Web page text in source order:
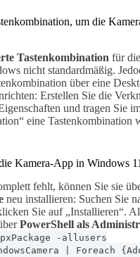
um die
Tastenkombination für
nicht standardmäßig.
über eine
Erstellen Sie die
und tragen Sie
eine Tastenkombination
Kamera-App in Windows
fehlt, können Sie sie
neu installieren: Suchen Sie
Sie auf „Installieren“.
PowerShell als
-allusers
| Foreach